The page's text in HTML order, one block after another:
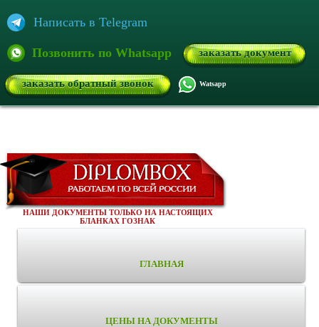
Написать в Telegram
Позвонить по Whatsapp заказать документ
заказать обратный звонок Watsapp
НАШИ ДОКУМЕНТЫ ТОЛЬКО НА НАСТОЯЩИХ
БЛАНКАХ ГОЗНАК
ГЛАВНАЯ
ЦЕНЫ НА ДОКУМЕНТЫ